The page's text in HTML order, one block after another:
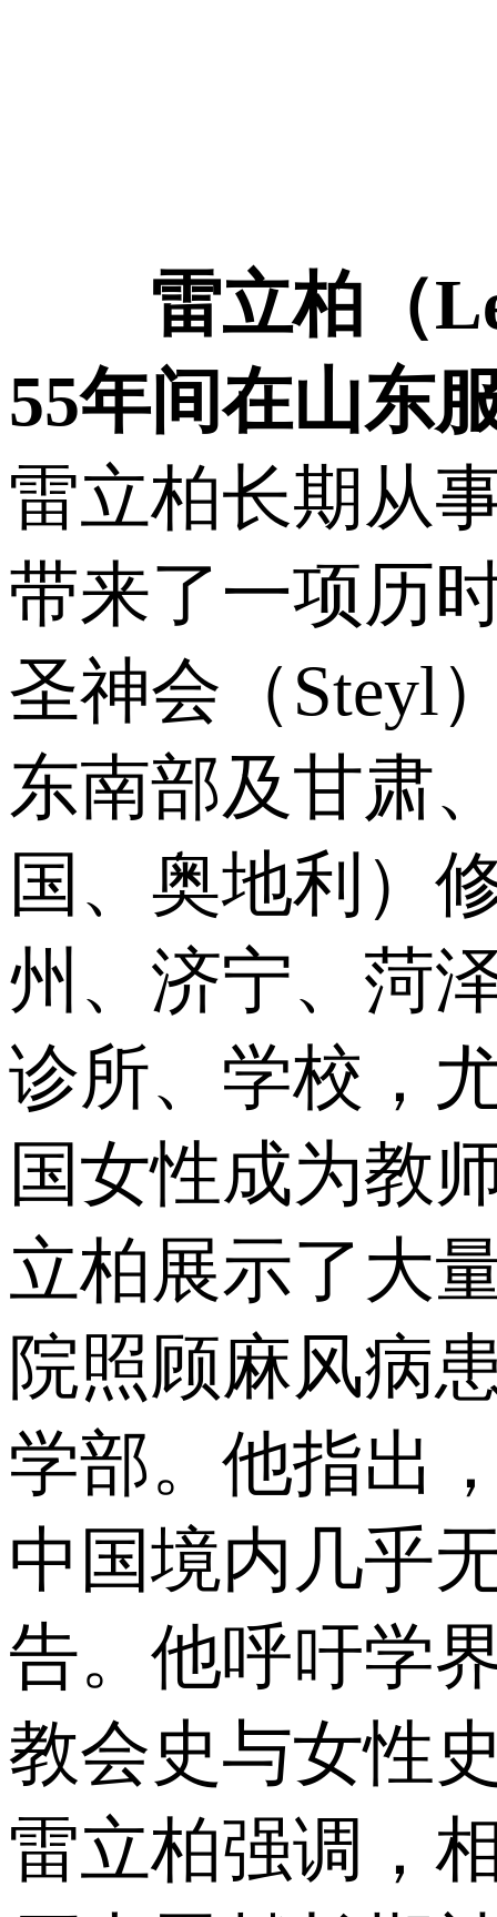
雷立柏（
55年间在山东
雷立柏长期从
带来了一项历
圣神会（Steyl
东南部及甘肃
国、奥地利）
州、济宁、菏
诊所、学校，
国女性成为教
立柏展示了大
院照顾麻风病
学部。他指出
中国境内几乎
告。他呼吁学
教会史与女性
雷立柏强调，